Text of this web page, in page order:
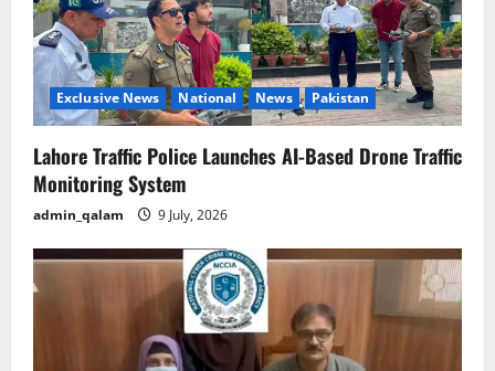
Exclusive News National News Pakistan
Lahore Traffic Police Launches AI-Based Drone Traffic
Monitoring System
admin_qalam 9 July, 2026